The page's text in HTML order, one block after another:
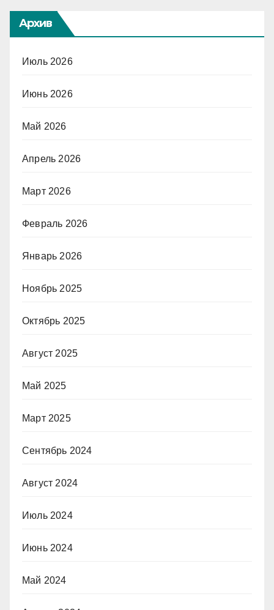
Архив
Июль 2026
Июнь 2026
Май 2026
Апрель 2026
Март 2026
Февраль 2026
Январь 2026
Ноябрь 2025
Октябрь 2025
Август 2025
Май 2025
Март 2025
Сентябрь 2024
Август 2024
Июль 2024
Июнь 2024
Май 2024